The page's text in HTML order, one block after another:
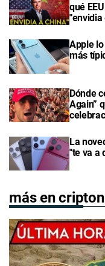
qué
"envidia
Apple
más
Dónde
Again”
La
"te va a
más en